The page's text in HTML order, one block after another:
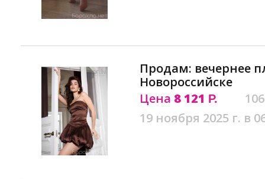
Продам: вечернее
Новороссийске
Цена 8 121 Р.
19 ноября 2025 г. в